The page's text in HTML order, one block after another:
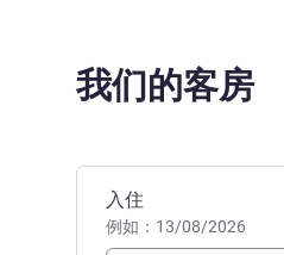
我们的客房
预订此酒店
入住
例如：13/08/2026